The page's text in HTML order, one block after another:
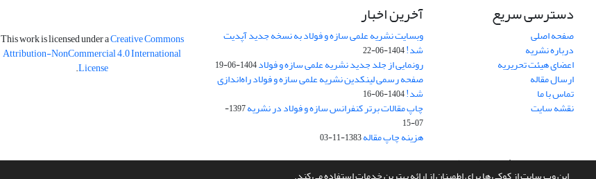
دسترسی سریع
صفحه اصلی
درباره نشریه
اعضای هیئت تحریریه
ارسال مقاله
تماس با ما
نقشه سایت
آخرین اخبار
وبسایت نشریه علمی سازه و فولاد به نسخه جدید آپدیت
شد!1404-06-22
رونمایی از جلد جدید نشریه علمی سازه و فولاد1404-06-19
صفحه رسمی لینکدین نشریه علمی سازه و فولاد راه‌اندازی
شد!1404-06-16
چاپ مقالات برتر کنفرانس سازه و فولاد در نشریه
1397-
07-15
هزینه چاپ مقاله1383-11-03
This work is licensed under aCreative Commons
Attribution-NonCommercial 4.0 International
License
.
سامانه مدیریت نشریات علمی.طراحی و پیاده سازی ازسیناوب